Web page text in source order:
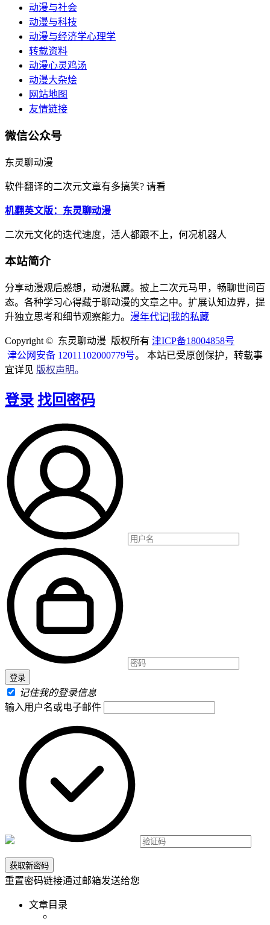
动漫与社会
动漫与科技
动漫与经济学心理学
转载资料
动漫心灵鸡汤
动漫大杂烩
网站地图
友情链接
微信公众号
东灵聊动漫
软件翻译的二次元文章有多搞笑? 请看
机翻英文版：东灵聊动漫
二次元文化的迭代速度，活人都跟不上，何况机器人
本站简介
分享动漫观后感想，动漫私藏。披上二次元马甲，畅聊世间百
态。各种学习心得藏于聊动漫的文章之中。扩展认知边界，提
升独立思考和细节观察能力。 漫年代记|我的私藏
Copyright © 东灵聊动漫 版权所有 津ICP备18004858号
津公网安备 12011102000779号。 本站已受原创保护，转载事
宜详见 版权声明。
登录 找回密码
记住我的登录信息
输入用户名或电子邮件
重置密码链接通过邮箱发送给您
文章目录